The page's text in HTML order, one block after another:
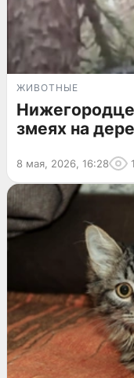
ЖИВОТНЫЕ
змеях на
8 мая, 2026, 16:28